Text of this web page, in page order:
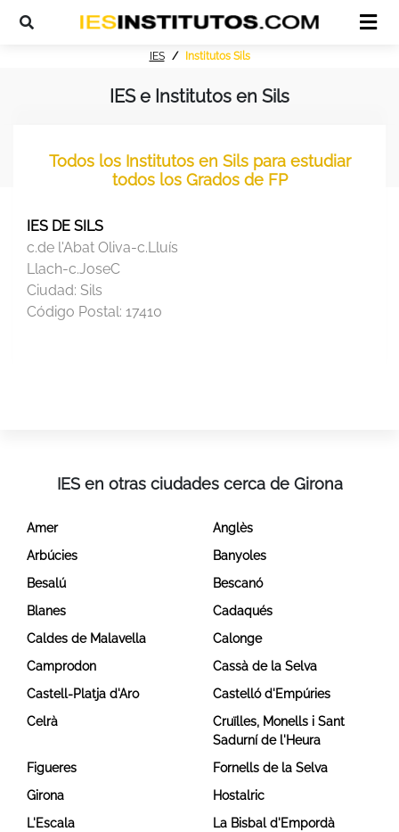
IES Institutos Sils
IES e Institutos en Sils
Todos los Institutos en Sils para estudiar
todos los Grados de FP
IES DE SILS
c.de l'Abat Oliva-c.Lluís
Llach-c.JoseC
Ciudad: Sils
Código Postal: 17410
IES en otras ciudades cerca de Girona
Amer
Anglès
Arbúcies
Banyoles
Besalú
Bescanó
Blanes
Cadaqués
Caldes de Malavella
Calonge
Camprodon
Cassà de la Selva
Castell-Platja d'Aro
Castelló d'Empúries
Celrà
Cruïlles, Monells i Sant
Sadurní de l'Heura
Figueres
Fornells de la Selva
Girona
Hostalric
L'Escala
La Bisbal d'Empordà